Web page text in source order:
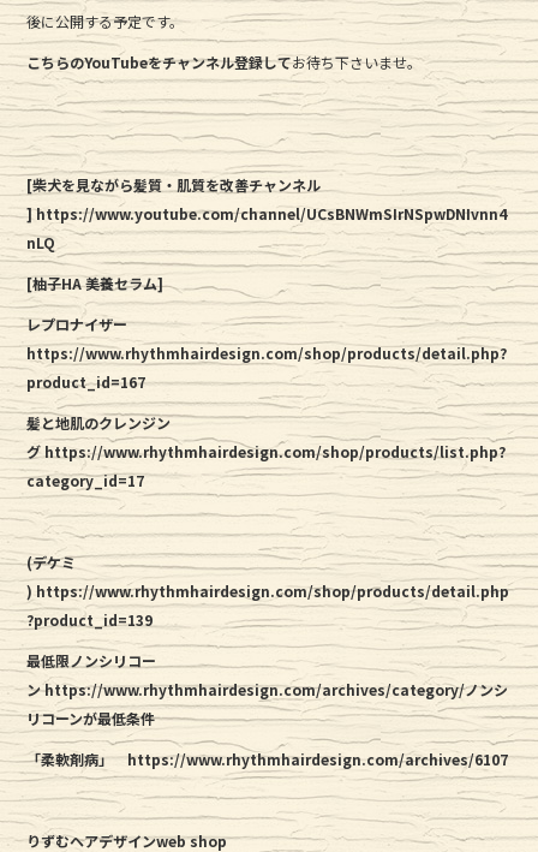
後に公開する予定です。
こちらのYouTubeをチャンネル登録してお待ち下さいませ。
[柴犬を見ながら髪質・肌質を改善チャンネル
] https://www.youtube.com/channel/UCsBNWmSIrNSpwDNIvnn4
nLQ
[柚子HA 美養セラム]
レプロナイザー
https://www.rhythmhairdesign.com/shop/products/detail.php?
product_id=167
髪と地肌のクレンジン
グhttps://www.rhythmhairdesign.com/shop/products/list.php?
category_id=17
(デケミ
) https://www.rhythmhairdesign.com/shop/products/detail.php
?product_id=139
最低限ノンシリコー
ン https://www.rhythmhairdesign.com/archives/category/ノンシ
リコーンが最低条件
「柔軟剤病」https://www.rhythmhairdesign.com/archives/6107
りずむヘアデザインweb shop